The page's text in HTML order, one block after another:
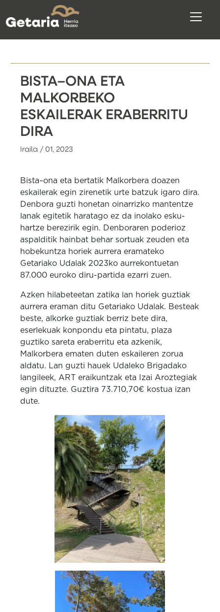
BISTA–ONA ETA
MALKORBEKO
ESKAILERAK ERABERRITU
DIRA
Iraila / 01, 2023
Bista–ona eta bertatik Malkorbera doazen
eskailerak egin zirenetik urte batzuk igaro dira.
Denbora guzti honetan oinarrizko mantentze
lanak egitetik haratago ez da inolako esku-
hartze berezirik egin. Denboraren poderioz
aspalditik hainbat behar sortuak zeuden eta
hobekuntza horiek aurrera eramateko
Getariako Udalak 2023ko aurrekontuetan
87.000 euroko diru-partida ezarri zuen.
Azken hilabeteetan zatika lan horiek guztiak
aurrera eraman ditu Getariako Udalak. Besteak
beste, alkorke guztiak berriz bete dira,
eserlekuak konpondu eta pintatu, plaza
guztiko sareta eraberritu eta azkenik,
Malkorbera ematen duten eskaileren zorua
aldatu. Lan guzti hauek Udaleko Brigadako
langileek, ART eraikuntzak eta Izai Aroztegiak
egin dituzte. Guztira 73.710,70€ kostua izan
dute.